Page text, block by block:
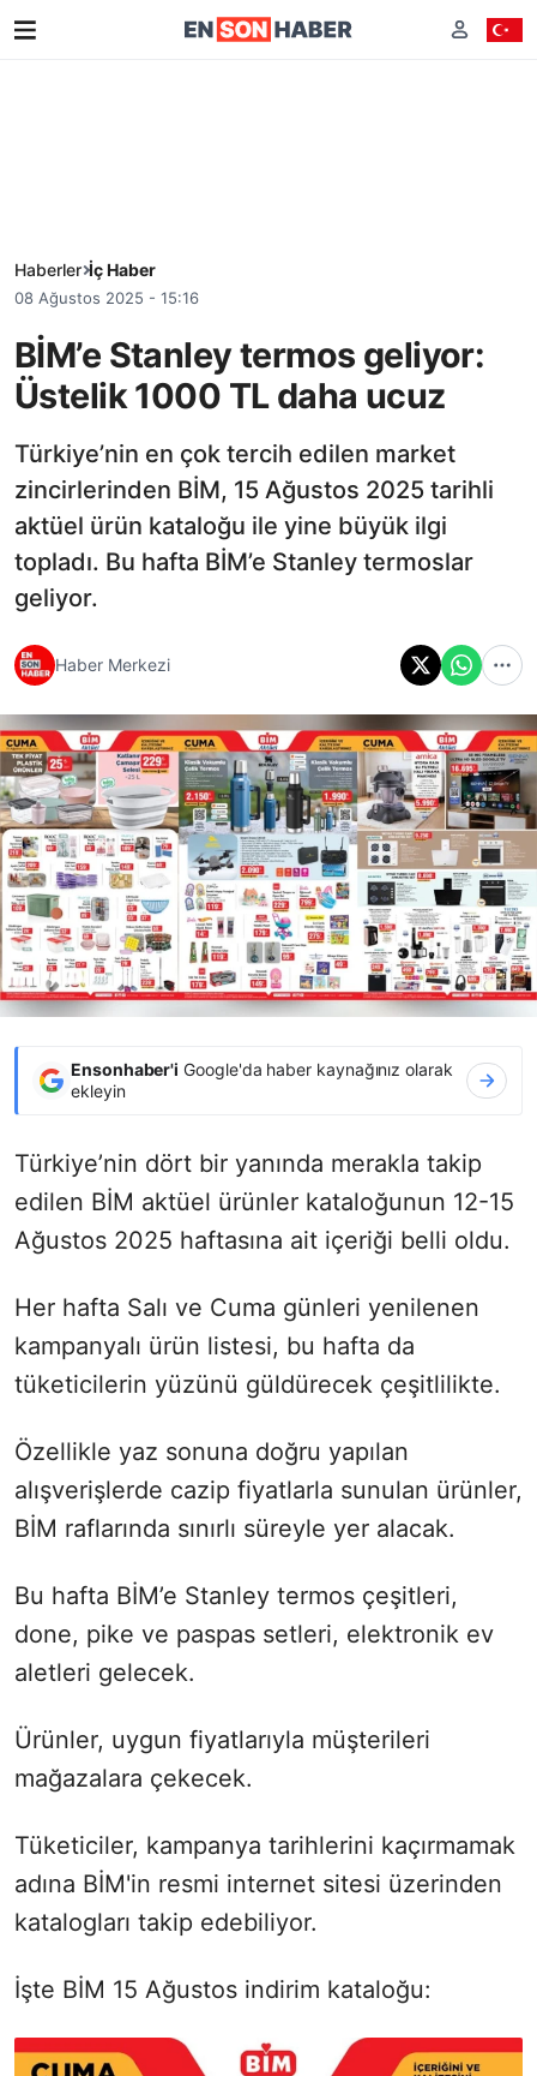
Haberler İç Haber
08 Ağustos 2025 - 15:16
BİM’e Stanley termos geliyor:
Üstelik 1000 TL daha ucuz
Türkiye’nin en çok tercih edilen market
zincirlerinden BİM, 15 Ağustos 2025 tarihli
aktüel ürün kataloğu ile yine büyük ilgi
topladı. Bu hafta BİM’e Stanley termoslar
geliyor.
Haber Merkezi
Ensonhaber'i Google'da haber kaynağınız olarak
ekleyin
Türkiye’nin dört bir yanında merakla takip
edilen BİM aktüel ürünler kataloğunun 12-15
Ağustos 2025 haftasına ait içeriği belli oldu.
Her hafta Salı ve Cuma günleri yenilenen
kampanyalı ürün listesi, bu hafta da
tüketicilerin yüzünü güldürecek çeşitlilikte.
Özellikle yaz sonuna doğru yapılan
alışverişlerde cazip fiyatlarla sunulan ürünler,
BİM raflarında sınırlı süreyle yer alacak.
Bu hafta BİM’e Stanley termos çeşitleri,
done, pike ve paspas setleri, elektronik ev
aletleri gelecek.
Ürünler, uygun fiyatlarıyla müşterileri
mağazalara çekecek.
Tüketiciler, kampanya tarihlerini kaçırmamak
adına BİM'in resmi internet sitesi üzerinden
katalogları takip edebiliyor.
İşte BİM 15 Ağustos indirim kataloğu: